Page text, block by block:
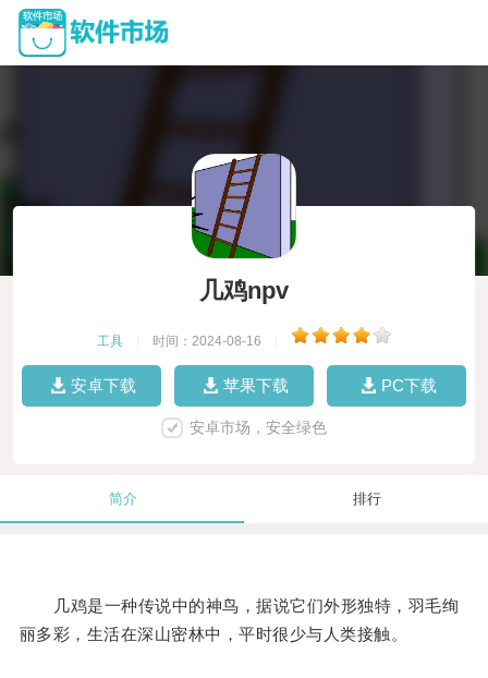
几鸡npv
工具 时间：2024-08-16
安卓下载 苹果下载 PC下载
安卓市场，安全绿色
简介 排行
几鸡是一种传说中的神鸟，据说它们外形独特，羽毛绚
丽多彩，生活在深山密林中，平时很少与人类接触。